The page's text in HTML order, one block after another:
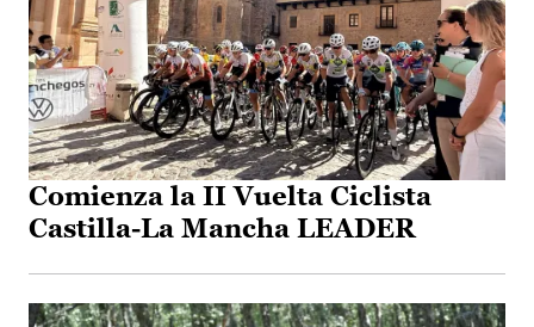
Comienza la II Vuelta Ciclista
Castilla-La Mancha LEADER